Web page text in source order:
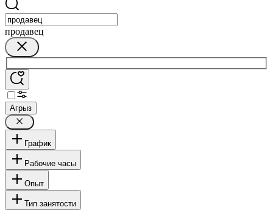
продавец
Агрыз
График
Рабочие часы
Опыт
Тип занятости